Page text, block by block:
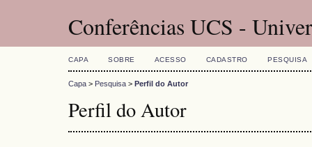
Conferências UCS -
CAPA SOBRE ACESSO CADASTRO PESQUISA
Capa > Pesquisa > Perfil do Autor
Perfil do Autor